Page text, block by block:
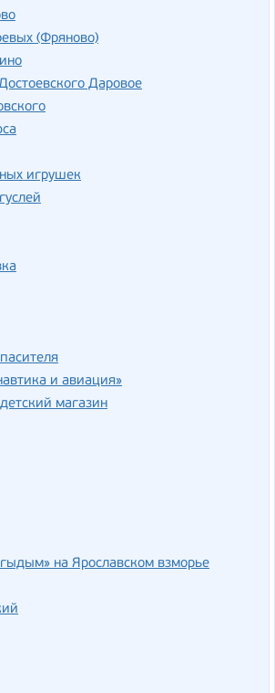
(Фряново)
Даровое
игрушек
и авиация»
магазин
на Ярославском взморье